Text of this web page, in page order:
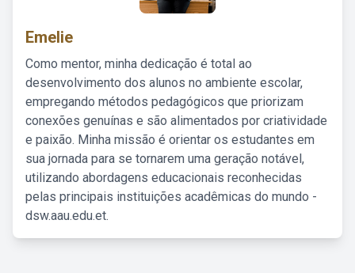
Emelie
Como mentor, minha dedicação é total ao
desenvolvimento dos alunos no ambiente escolar,
empregando métodos pedagógicos que priorizam
conexões genuínas e são alimentados por criatividade
e paixão. Minha missão é orientar os estudantes em
sua jornada para se tornarem uma geração notável,
utilizando abordagens educacionais reconhecidas
pelas principais instituições acadêmicas do mundo -
dsw.aau.edu.et.